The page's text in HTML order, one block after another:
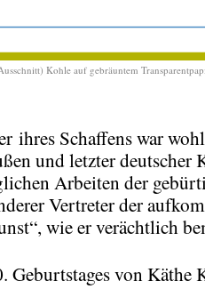
Kohle auf gebräuntem
ihres Schaffens war
und letzter deutscher
Arbeiten der
Vertreter der
wie er verächtlich
von Käthe